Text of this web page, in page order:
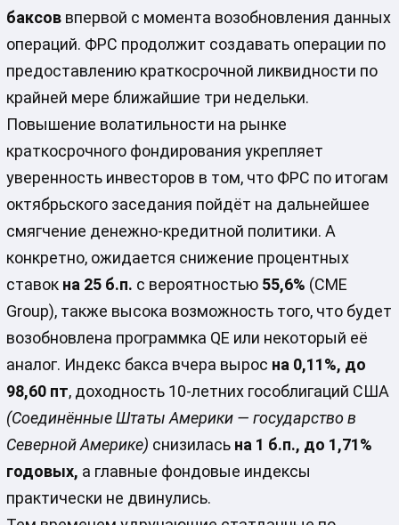
баксоввпервой с момента возобновления данных
операций. ФРС продолжит создавать операции по
предоставлению краткосрочной ликвидности по
крайней мере ближайшие три недельки.
Повышение волатильности на рынке
краткосрочного фондирования укрепляет
уверенность инвесторов в том, что ФРС по итогам
октябрьского заседания пойдёт на дальнейшее
смягчение денежно-кредитной политики. А
конкретно, ожидается снижение процентных
ставокна 25 б.п. с вероятностью 55,6% (CME
Group), также высока возможность того, что будет
возобновлена программка QE или некоторый её
аналог. Индекс бакса вчера вырос на 0,11%, до
98,60 пт, доходность 10-летних гособлигаций США
(Соединённые Штаты Америки — государство в
Северной Америке) снизиласьна 1 б.п., до 1,71%
годовых, а главные фондовые индексы
практически не двинулись.